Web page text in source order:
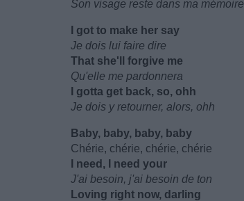
Son visage reste dans ma mémoire
I got to make her say
Je dois lui faire dire
That she'll forgive me
Qu'elle me pardonnera
I gotta get back, so, ohh
Je dois y retourner, alors, ohh
Baby, baby, baby, baby
Chérie, chérie, chérie, chérie
I need, I need your
J'ai besoin, j'ai besoin de ton
Loving right now, darling